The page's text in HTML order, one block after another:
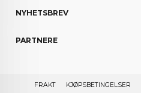
NYHETSBREV
PARTNERE
FRAKT KJØPSBETINGELSER